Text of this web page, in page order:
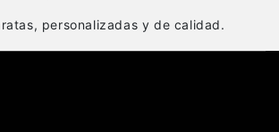
personalizadas y de calidad.